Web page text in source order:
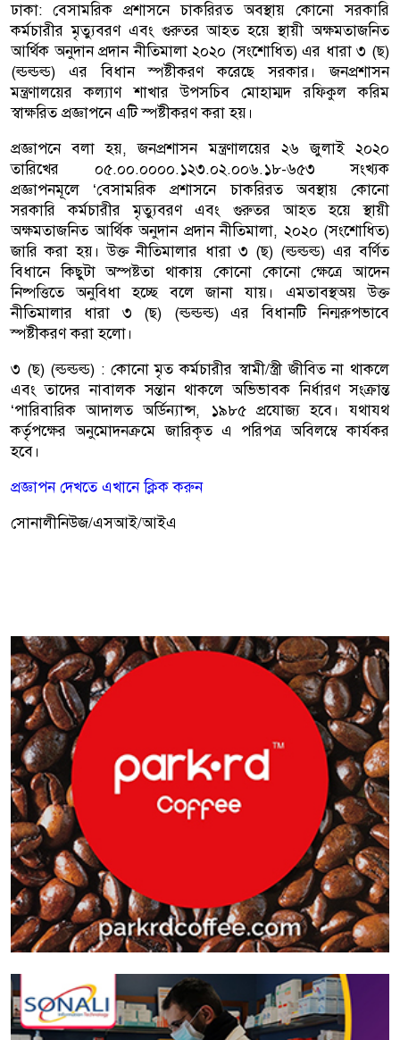
ঢাকা: বেসামরিক প্রশাসনে চাকরিরত অবস্থায় কোনো সরকারি
কর্মচারীর মৃত্যুবরণ এবং গুরুতর আহত হয়ে স্থায়ী অক্ষমতাজনিত
আর্থিক অনুদান প্রদান নীতিমালা ২০২০ (সংশোধিত) এর ধারা ৩ (ছ)
(ল্ডল্ডল্ড) এর বিধান স্পষ্টীকরণ করেছে সরকার। জনপ্রশাসন
মন্ত্রণালয়ের কল্যাণ শাখার উপসচিব মোহাম্মদ রফিকুল করিম
স্বাক্ষরিত প্রজ্ঞাপনে এটি স্পষ্টীকরণ করা হয়।
প্রজ্ঞাপনে বলা হয়, জনপ্রশাসন মন্ত্রণালয়ের ২৬ জুলাই ২০২০
তারিখের ০৫.০০.০০০০.১২৩.০২.০০৬.১৮-৬৫৩ সংখ্যক
প্রজ্ঞাপনমূলে ‘বেসামরিক প্রশাসনে চাকরিরত অবস্থায় কোনো
সরকারি কর্মচারীর মৃত্যুবরণ এবং গুরুতর আহত হয়ে স্থায়ী
অক্ষমতাজনিত আর্থিক অনুদান প্রদান নীতিমালা, ২০২০ (সংশোধিত)
জারি করা হয়। উক্ত নীতিমালার ধারা ৩ (ছ) (ল্ডল্ডল্ড) এর বর্ণিত
বিধানে কিছুটা অস্পষ্টতা থাকায় কোনো কোনো ক্ষেত্রে আদেন
নিষ্পত্তিতে অনুবিধা হচ্ছে বলে জানা যায়। এমতাবস্থঅয় উক্ত
নীতিমালার ধারা ৩ (ছ) (ল্ডল্ডল্ড) এর বিধানটি নিন্মরুপভাবে
স্পষ্টীকরণ করা হলো।
৩ (ছ) (ল্ডল্ডল্ড) : কোনো মৃত কর্মচারীর স্বামী/স্ত্রী জীবিত না থাকলে
এবং তাদের নাবালক সন্তান থাকলে অভিভাবক নির্ধারণ সংক্রান্ত
‘পারিবারিক আদালত অর্ডিন্যান্স, ১৯৮৫ প্রযোজ্য হবে। যথাযথ
কর্তৃপক্ষের অনুমোদনক্রমে জারিকৃত এ পরিপত্র অবিলম্বে কার্যকর
হবে।
প্রজ্ঞাপন দেখতে এখানে ক্লিক করুন
সোনালীনিউজ/এসআই/আইএ